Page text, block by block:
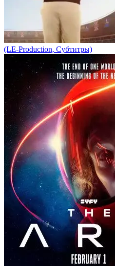
(LE-Production, Субтитры)